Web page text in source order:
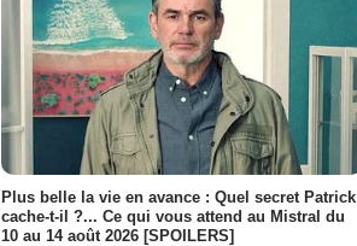
Plus belle la vie en avance : Quel secret Patrick
cache-t-il ?... Ce qui vous attend au Mistral du
10 au 14 août 2026 [SPOILERS]